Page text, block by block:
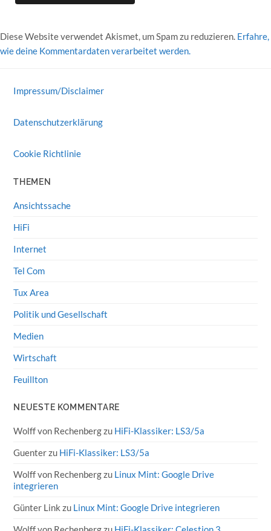
Diese Website verwendet Akismet, um Spam zu reduzieren. Erfahre,
wie deine Kommentardaten verarbeitet werden.
Impressum/Disclaimer
Datenschutzerklärung
Cookie Richtlinie
THEMEN
Ansichtssache
HiFi
Internet
Tel Com
Tux Area
Politik und Gesellschaft
Medien
Wirtschaft
Feuillton
NEUESTE KOMMENTARE
Wolff von Rechenbergzu HiFi-Klassiker: LS3/5a
Guenterzu HiFi-Klassiker: LS3/5a
Wolff von Rechenbergzu Linux Mint: Google Drive
integrieren
Günter Link zu Linux Mint: Google Drive integrieren